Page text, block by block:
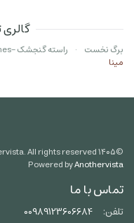
گالری
برگ نخست راسته گنجشک -passeriformes
مینا
©۱۴۰۵
Powered byAnothervista
تماس با ما
تلفن:
00989123606684